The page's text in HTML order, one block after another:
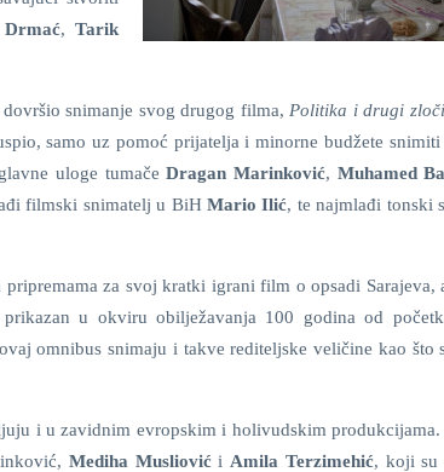
, Tarik
dovršio snimanje svog drugog filma, Politika i drugi
samo uz pomoć prijatelja i minorne budžete snimiti
uloge tumačeDragan Marinković, Muhamed
filmski snimatelj u BiH Mario Ilić, te najmlađi tonski
pripremama za svoj kratki igrani film o opsadi Sarajeva,
u okviru obilježavanja 100 godina od
omnibus snimaju i takve rediteljske veličine kao što
i u zavidnim evropskim i holivudskim produkcijama.
Mediha Musliović i Amila Terzimehić, koji su